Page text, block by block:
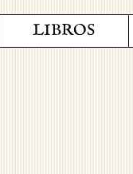
LIBROS